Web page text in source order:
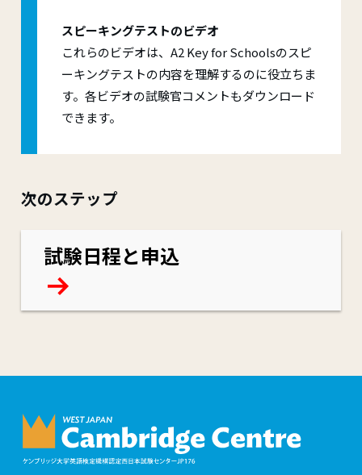
スピーキングテストのビデオ
これらのビデオは、A2 Key for Schoolsのスピ
ーキングテストの内容を理解するのに役立ちま
す。各ビデオの試験官コメントもダウンロード
できます。
次のステップ
試験日程と申込